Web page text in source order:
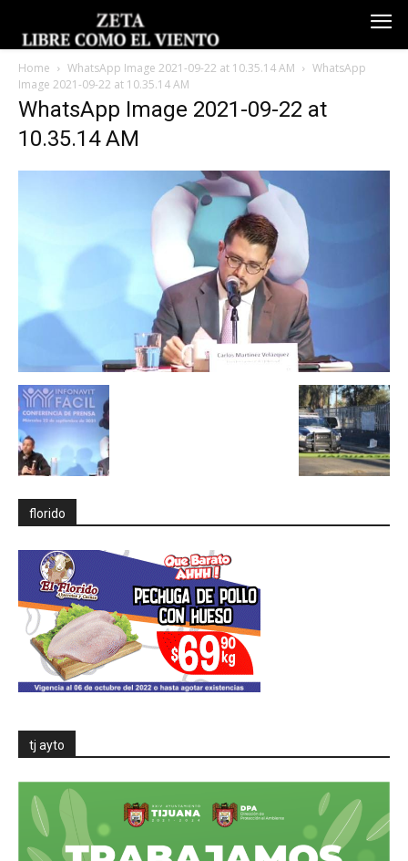
Home WhatsApp Image 2021-09-22 at 10.35.14 AM
WhatsApp
Image 2021-09-22 at 10.35.14 AM
WhatsApp Image 2021-09-22 at
10.35.14 AM
florido
tj ayto